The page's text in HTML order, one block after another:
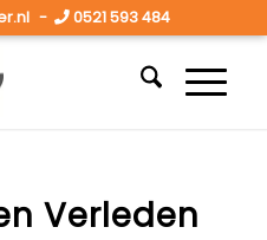
- 0521 593 484
Verleden